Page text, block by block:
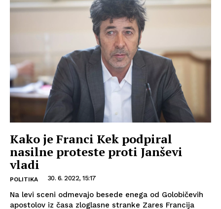
Kako je Franci Kek podpiral
nasilne proteste proti Janševi
vladi
POLITIKA 30. 6. 2022, 15:17
Na levi sceni odmevajo besede enega od Golobičevih
apostolov iz časa zloglasne stranke Zares Francija